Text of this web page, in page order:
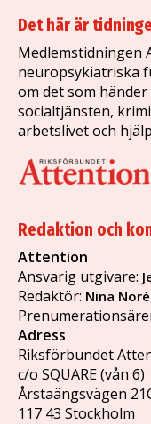
Det här är
Medlemstidningen
neuropsykiatriska
om det som
socialtjänsten,
arbetslivet och
Redaktion och
Attention
Ansvarig utgivare:
Redaktör: Nina
Adress
Riksförbundet
c/o SQUARE (vån 6)
Årstaängsvägen
117 43 Stockholm